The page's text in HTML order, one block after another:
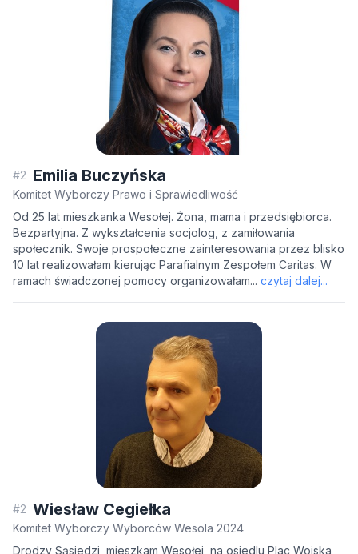
#2 Emilia Buczyńska
Komitet Wyborczy Prawo i Sprawiedliwość
Od 25 lat mieszkanka Wesołej. Żona, mama i przedsiębiorca.
Bezpartyjna. Z wykształcenia socjolog, z zamiłowania
społecznik. Swoje prospołeczne zainteresowania przez blisko
10 lat realizowałam kierując Parafialnym Zespołem Caritas. W
ramach świadczonej pomocy organizowałam... czytaj dalej...
#2 Wiesław Cegiełka
Komitet Wyborczy Wyborców Wesola 2024
Drodzy Sąsiedzi, mieszkam Wesołej, na osiedlu Plac Wojska